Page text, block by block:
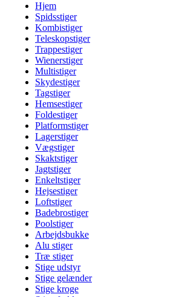
Hjem
Spidsstiger
Kombistiger
Teleskopstiger
Trappestiger
Wienerstiger
Multistiger
Skydestiger
Tagstiger
Hemsestiger
Foldestiger
Platformstiger
Lagerstiger
Vægstiger
Skaktstiger
Jagtstiger
Enkeltstiger
Hejsestiger
Loftstiger
Badebrostiger
Poolstiger
Arbejdsbukke
Alu stiger
Træ stiger
Stige udstyr
Stige gelænder
Stige kroge